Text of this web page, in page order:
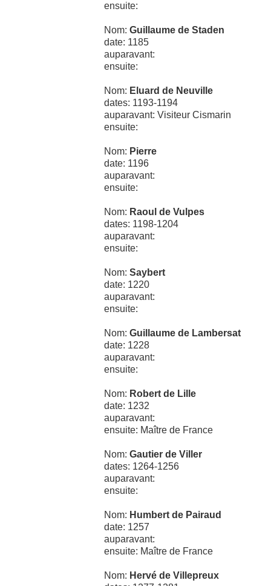
ensuite:
Nom: Guillaume de Staden
date: 1185
auparavant:
ensuite:
Nom: Eluard de Neuville
dates: 1193-1194
auparavant: Visiteur Cismarin
ensuite:
Nom: Pierre
date: 1196
auparavant:
ensuite:
Nom: Raoul de Vulpes
dates: 1198-1204
auparavant:
ensuite:
Nom: Saybert
date: 1220
auparavant:
ensuite:
Nom: Guillaume de Lambersat
date: 1228
auparavant:
ensuite:
Nom: Robert de Lille
date: 1232
auparavant:
ensuite: Maître de France
Nom: Gautier de Viller
dates: 1264-1256
auparavant:
ensuite:
Nom: Humbert de Pairaud
date: 1257
auparavant:
ensuite: Maître de France
Nom: Hervé de Villepreux